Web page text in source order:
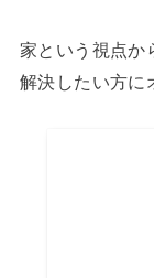
家という視点か
解決したい方に